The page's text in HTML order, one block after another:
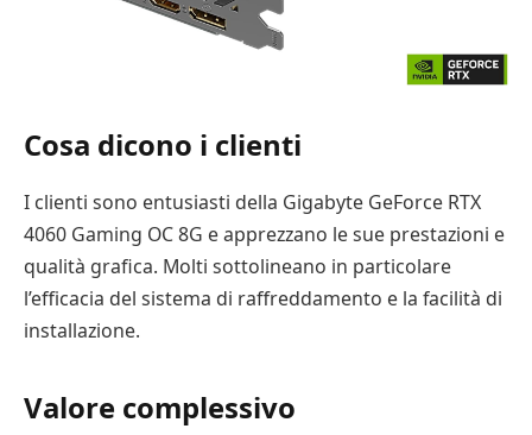
Cosa dicono i clienti
I clienti sono entusiasti della Gigabyte GeForce RTX
4060 Gaming OC 8G e apprezzano le sue prestazioni e
qualità grafica. Molti sottolineano in particolare
l’efficacia del sistema di raffreddamento e la facilità di
installazione.
Valore complessivo